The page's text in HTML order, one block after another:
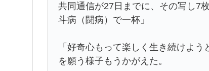
共同通信が27日までに、その写し7
斗病（闘病）で一杯」
「好奇心もって楽しく生き続けよ
を願う様子もうかがえた。